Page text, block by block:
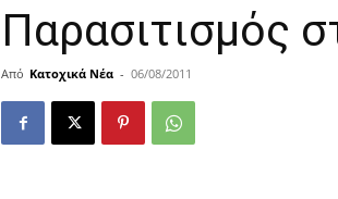
Παρασιτισμός
Από Κατοχικά Νέα - 06/08/2011